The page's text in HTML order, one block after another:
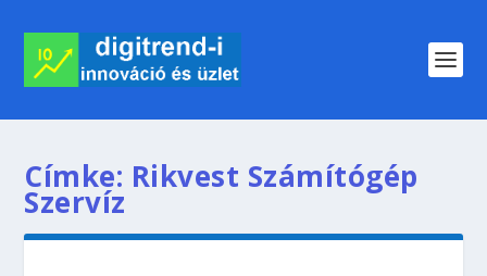
Címke: Rikvest Számítógép
Szervíz